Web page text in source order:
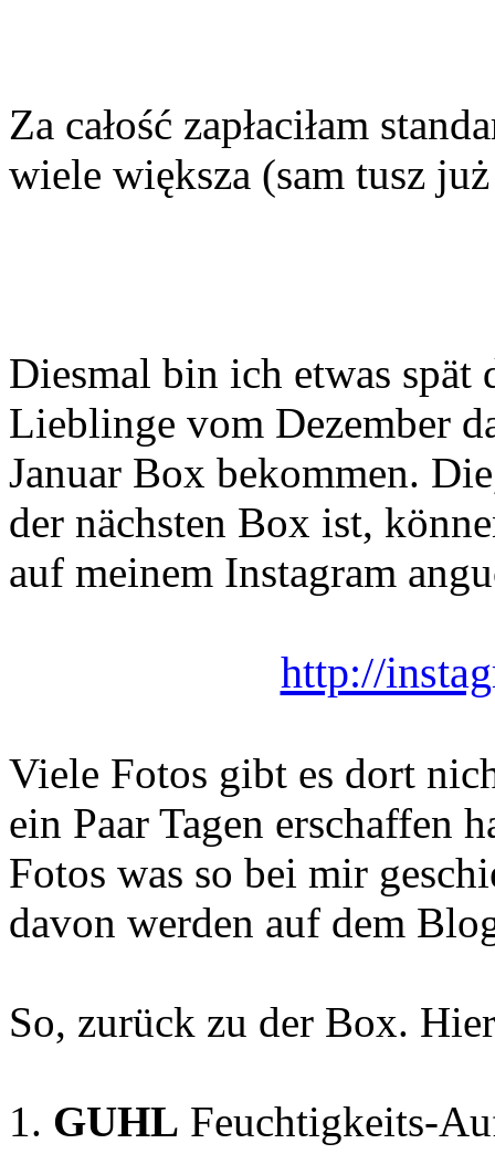
Za całość zapłaciłam
wiele większa (sam tusz
Diesmal bin ich etwas
Lieblinge vom Dezember
Januar Box bekommen.
der nächsten Box ist,
auf meinem Instagram
http://
Viele Fotos gibt es dort
ein Paar Tagen erschaffen
Fotos was so bei mir
davon werden auf dem
So, zurück zu der Box.
1. GUHL Feuchtigkeits-